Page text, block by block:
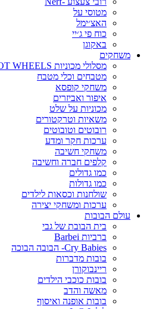
מטוסי על
האצ׳ימל
כוח פי ג׳יי
באקוגן
משחקים
מסלולי מכוניות HOT WHEELS
מטבחים וכלי מטבח
משחקי קופסא
איפור ואביזרים
מכוניות על שלט
משאיות וטרקטורים
רובוטים וטובוטים
ערכות חקר ומדע
משחקי חשיבה
קלפים חברה וחשיבה
כמו גדולים
כמו גדולות
שולחנות וכסאות לילדים
ערכות ומשחקי יצירה
עולם הבובות
בית הבובת של גבי
ברביות Barbei
Cry Babies- הבובה הבוכה
בובות מדברות
ריינבוקורן
בובות כוכבי הילדים
מאשה והדב
בובות אופנה ואיסוף